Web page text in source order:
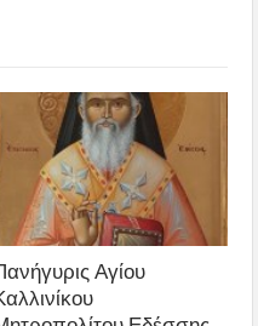
Αγίου